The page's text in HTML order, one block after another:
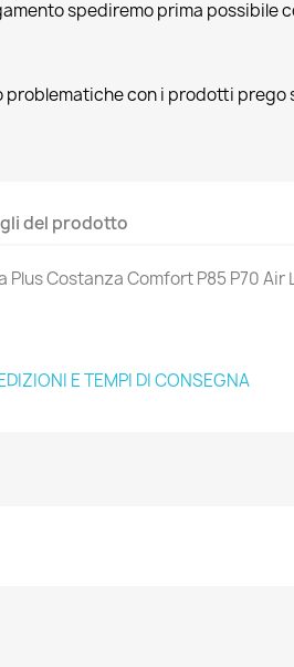
spediremo prima possibile
problematiche con i prodotti prego
del prodotto
Costanza Comfort P85 P70 Air
E TEMPI DI CONSEGNA